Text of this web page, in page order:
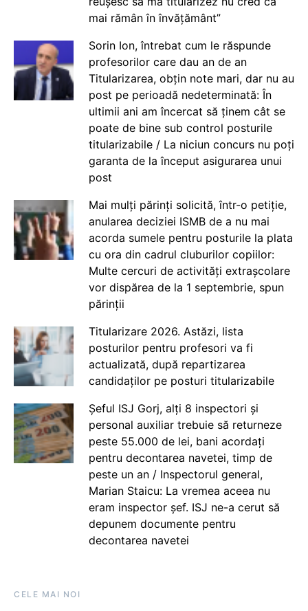
mai rămân în învățământ”
Sorin Ion, întrebat cum le răspunde
profesorilor care dau an de an
Titularizarea, obțin note mari, dar nu au
post pe perioadă nedeterminată: În
ultimii ani am încercat să ținem cât se
poate de bine sub control posturile
titularizabile / La niciun concurs nu poți
garanta de la început asigurarea unui
post
Mai mulți părinți solicită, într-o petiție,
anularea deciziei ISMB de a nu mai
acorda sumele pentru posturile la plata
cu ora din cadrul cluburilor copiilor:
Multe cercuri de activități extrașcolare
vor dispărea de la 1 septembrie, spun
părinții
Titularizare 2026. Astăzi, lista
posturilor pentru profesori va fi
actualizată, după repartizarea
candidaților pe posturi titularizabile
Șeful ISJ Gorj, alți 8 inspectori și
personal auxiliar trebuie să returneze
peste 55.000 de lei, bani acordați
pentru decontarea navetei, timp de
peste un an / Inspectorul general,
Marian Staicu: La vremea aceea nu
eram inspector șef. ISJ ne-a cerut să
depunem documente pentru
decontarea navetei
CELE MAI NOI